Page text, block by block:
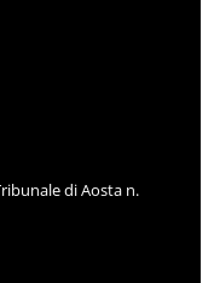
di Aosta n.